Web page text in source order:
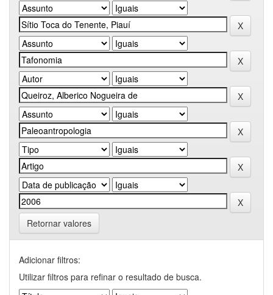
Retornar valores
Adicionar filtros:
Utilizar filtros para refinar o resultado de busca.